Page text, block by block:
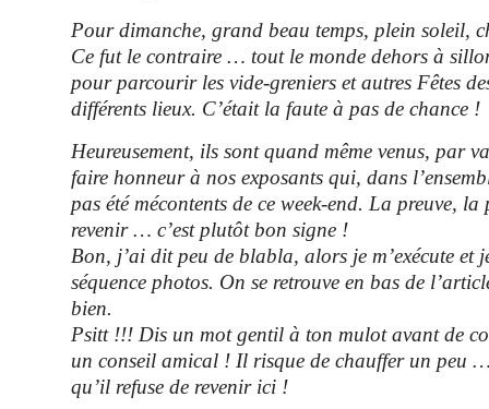
Pour dimanche, grand beau temps, plein soleil,
Ce fut le contraire … tout le monde dehors à
pour parcourir les vide-greniers et autres Fêtes
différents lieux. C’était la faute à pas de chance !
Heureusement, ils sont quand même venus, par
faire honneur à nos exposants qui, dans
pas été mécontents de ce week-end. La preuve,
revenir … c’est plutôt bon signe !
Bon, j’ai dit peu de blabla, alors je m’exécute et
séquence photos. On se retrouve en bas de
bien.
Psitt !!! Dis un mot gentil à ton mulot avant de
un conseil amical ! Il risque de chauffer un peu
qu’il refuse de revenir ici !